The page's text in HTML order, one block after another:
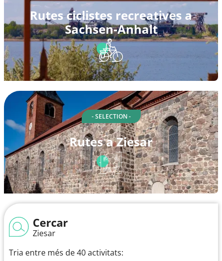
Rutes ciclistes recreatives a
Sachsen-Anhalt
- SELECTION -
Rutes a Ziesar
Cercar
Ziesar
Tria entre més de 40 activitats: